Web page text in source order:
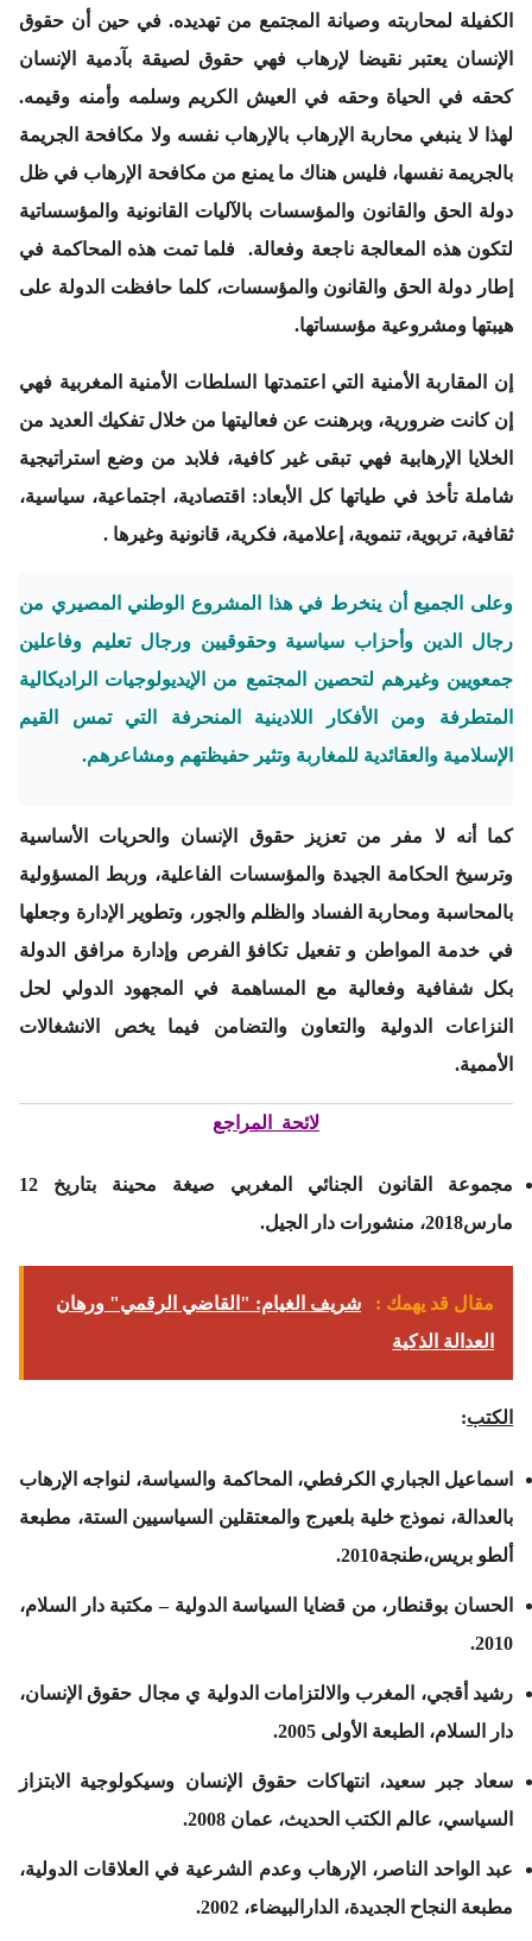
الكفيلة لمحاربته وصيانة المجتمع من تهديده. في حين أن حقوق
الإنسان يعتبر نقيضا لإرهاب فهي حقوق لصيقة بآدمية الإنسان
كحقه في الحياة وحقه في العيش الكريم وسلمه وأمنه وقيمه.
لهذا لا ينبغي محاربة الإرهاب بالإرهاب نفسه ولا مكافحة الجريمة
بالجريمة نفسها، فليس هناك ما يمنع من مكافحة الإرهاب في ظل
دولة الحق والقانون والمؤسسات بالآليات القانونية والمؤسساتية
لتكون هذه المعالجة ناجعة وفعالة. فلما تمت هذه المحاكمة في
إطار دولة الحق والقانون والمؤسسات، كلما حافظت الدولة على
هيبتها ومشروعية مؤسساتها.
إن المقاربة الأمنية التي اعتمدتها السلطات الأمنية المغربية فهي
إن كانت ضرورية، وبرهنت عن فعاليتها من خلال تفكيك العديد من
الخلايا الإرهابية فهي تبقى غير كافية، فلابد من وضع استراتيجية
شاملة تأخذ في طياتها كل الأبعاد: اقتصادية، اجتماعية، سياسية،
ثقافية، تربوية، تنموية، إعلامية، فكرية، قانونية وغيرها .
وعلى الجميع أن ينخرط في هذا المشروع الوطني المصيري من
رجال الدين وأحزاب سياسية وحقوقيين ورجال تعليم وفاعلين
جمعويين وغيرهم لتحصين المجتمع من الإيديولوجيات الراديكالية
المتطرفة ومن الأفكار اللادينية المنحرفة التي تمس القيم
الإسلامية والعقائدية للمغاربة وتثير حفيظتهم ومشاعرهم.
كما أنه لا مفر من تعزيز حقوق الإنسان والحريات الأساسية
وترسيخ الحكامة الجيدة والمؤسسات الفاعلية، وربط المسؤولية
بالمحاسبة ومحاربة الفساد والظلم والجور، وتطوير الإدارة وجعلها
في خدمة المواطن و تفعيل تكافؤ الفرص وإدارة مرافق الدولة
بكل شفافية وفعالية مع المساهمة في المجهود الدولي لحل
النزاعات الدولية والتعاون والتضامن فيما يخص الانشغالات
الأممية.
لائحة المراجع
مجموعة القانون الجنائي المغربي صيغة محينة بتاريخ 12
مارس2018، منشورات دار الجيل.
مقال قد يهمك :
شريف الغيام: "القاضي الرقمي" ورهان
العدالة الذكية
الكتب:
اسماعيل الجباري الكرفطي، المحاكمة والسياسة، لنواجه الإرهاب
بالعدالة، نموذج خلية بلعيرج والمعتقلين السياسيين الستة، مطبعة
ألطو بريس،طنجة2010.
الحسان بوقنطار، من قضايا السياسة الدولية – مكتبة دار السلام،
2010.
رشيد أقجي، المغرب والالتزامات الدولية ي مجال حقوق الإنسان،
دار السلام، الطبعة الأولى 2005.
سعاد جبر سعيد، انتهاكات حقوق الإنسان وسيكولوجية الابتزاز
السياسي، عالم الكتب الحديث، عمان 2008.
عبد الواحد الناصر، الإرهاب وعدم الشرعية في العلاقات الدولية،
مطبعة النجاح الجديدة، الدارالبيضاء، 2002.